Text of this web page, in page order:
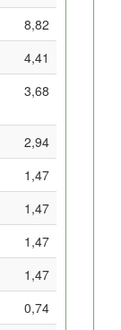
8,82
4,41
3,68
2,94
1,47
1,47
1,47
1,47
0,74